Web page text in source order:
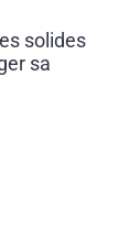
solides
sa